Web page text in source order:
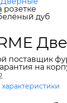
розетке
дуб
поставщик
на